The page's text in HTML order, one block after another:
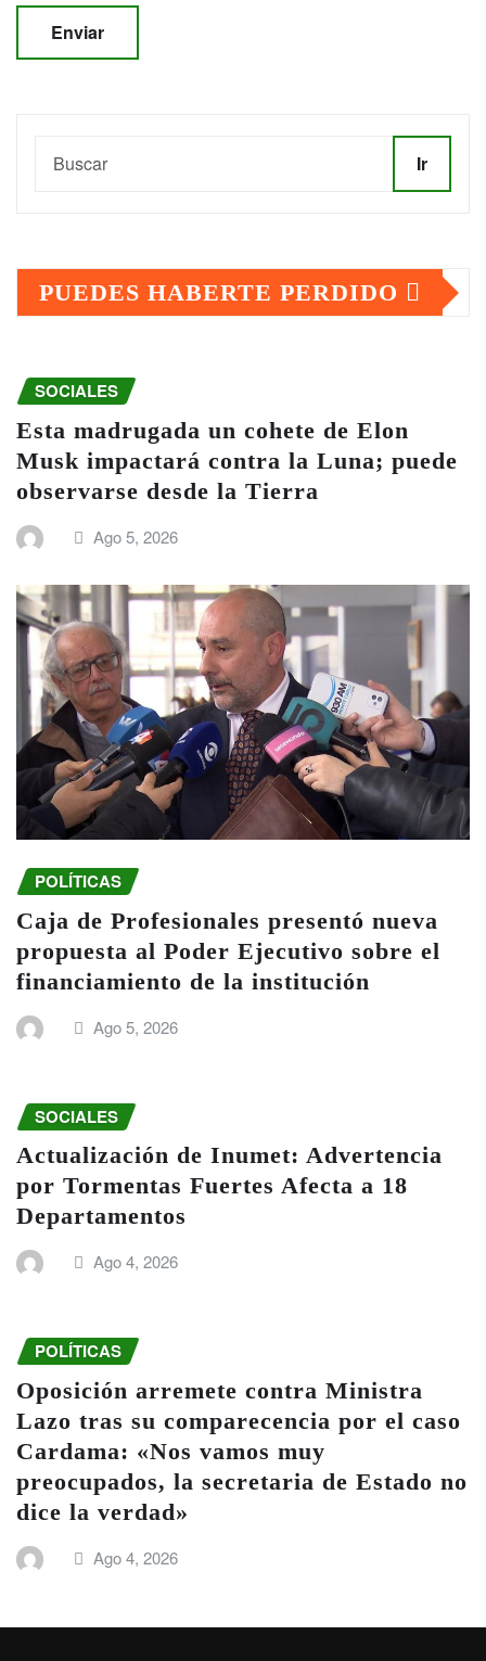
Ir
PUEDES HABERTE PERDIDO
SOCIALES
Esta madrugada un cohete de Elon
Musk impactará contra la Luna; puede
observarse desde la Tierra
Ago 5, 2026
POLÍTICAS
Caja de Profesionales presentó nueva
propuesta al Poder Ejecutivo sobre el
financiamiento de la institución
Ago 5, 2026
SOCIALES
Actualización de Inumet: Advertencia
por Tormentas Fuertes Afecta a 18
Departamentos
Ago 4, 2026
POLÍTICAS
Oposición arremete contra Ministra
Lazo tras su comparecencia por el caso
Cardama: «Nos vamos muy
preocupados, la secretaria de Estado no
dice la verdad»
Ago 4, 2026